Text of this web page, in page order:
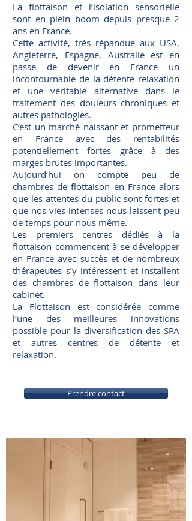
La flottaison et l’isolation sensorielle
sont en plein boom depuis presque 2
ans en France.
Cette activité, très répandue aux USA,
Angleterre, Espagne, Australie est en
passe de devenir en France un
incontournable de la détente relaxation
et une véritable alternative dans le
traitement des douleurs chroniques et
autres pathologies.
C’est un marché naissant et prometteur
en France avec des rentabilités
potentiellement fortes grâce à des
marges brutes importantes.
Aujourd’hui on compte peu de
chambres de flottaison en France alors
que les attentes du public sont fortes et
que nos vies intenses nous laissent peu
de temps pour nous même.
Les premiers centres dédiés à la
flottaison commencent à se développer
en France avec succès et de nombreux
thérapeutes s’y intéressent et installent
des chambres de flottaison dans leur
cabinet.
La Flottaison est considérée comme
l’une des meilleures innovations
possible pour la diversification des SPA
et autres centres de détente et
relaxation.
Prendre contact